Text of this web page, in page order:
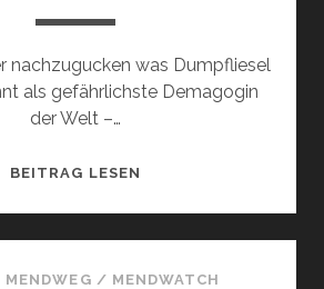
nachzugucken was Dumpfliesel
als gefährlichste Demagogin
der Welt –…
BEITRAG LESEN
MENDWEG / MENDWATCH